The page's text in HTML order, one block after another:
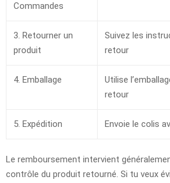
Commandes
3. Retourner un
produit
Suivez les
retour
4. Emballage
Utilise
retour
5. Expédition Envoie le colis
Le remboursement intervient
contrôle du produit retourné. Si tu veux